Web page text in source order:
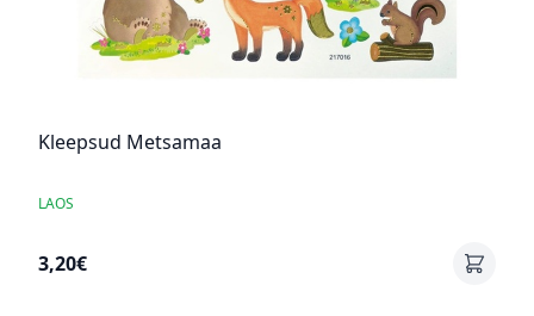
Kleepsud Metsamaa
LAOS
3,20€